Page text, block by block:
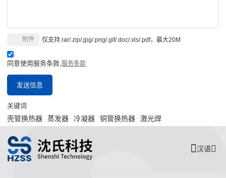
仅支持.rar/.zip/.jpg/.png/.gif/.doc/.xls/.pdf，最大20M
附件
同意使用服务条款,服务条款
发送信息
关键词
壳管换热器 蒸发器 冷凝器 铜管换热器 激光焊
汉语